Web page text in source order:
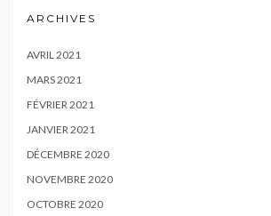
ARCHIVES
AVRIL 2021
MARS 2021
FÉVRIER 2021
JANVIER 2021
DÉCEMBRE 2020
NOVEMBRE 2020
OCTOBRE 2020